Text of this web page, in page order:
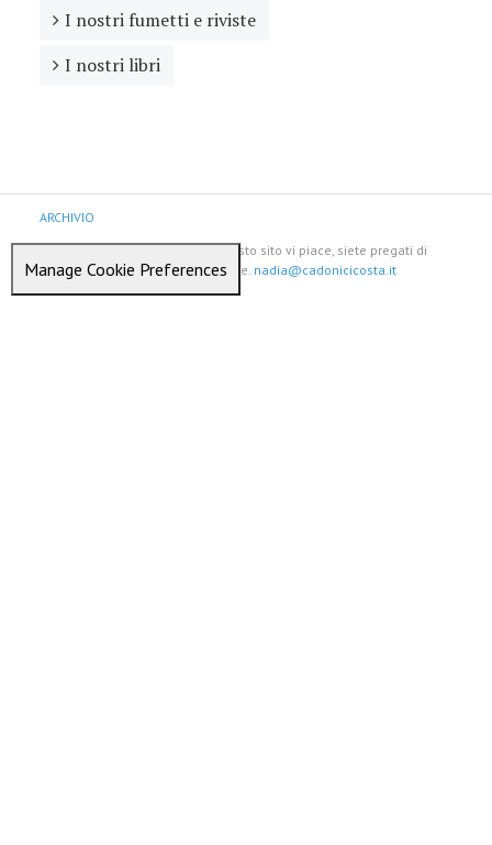
I nostri fumetti e riviste
I nostri libri
ARCHIVIO
Se per caso qualche cosa su questo sito vi piace, siete pregati di
avvertirmi prima di copiarlo, grazie. nadia@cadonicicosta.it
Manage Cookie Preferences